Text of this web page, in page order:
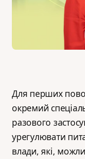
Для перших
окремий
разового
урегулювати
влади, які,